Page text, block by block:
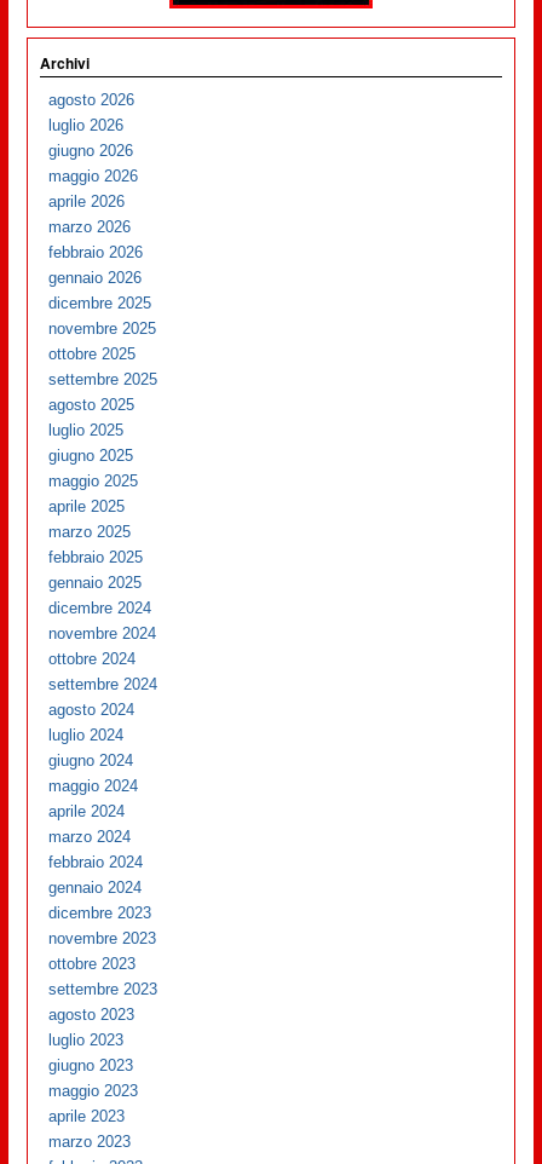
Archivi
agosto 2026
luglio 2026
giugno 2026
maggio 2026
aprile 2026
marzo 2026
febbraio 2026
gennaio 2026
dicembre 2025
novembre 2025
ottobre 2025
settembre 2025
agosto 2025
luglio 2025
giugno 2025
maggio 2025
aprile 2025
marzo 2025
febbraio 2025
gennaio 2025
dicembre 2024
novembre 2024
ottobre 2024
settembre 2024
agosto 2024
luglio 2024
giugno 2024
maggio 2024
aprile 2024
marzo 2024
febbraio 2024
gennaio 2024
dicembre 2023
novembre 2023
ottobre 2023
settembre 2023
agosto 2023
luglio 2023
giugno 2023
maggio 2023
aprile 2023
marzo 2023